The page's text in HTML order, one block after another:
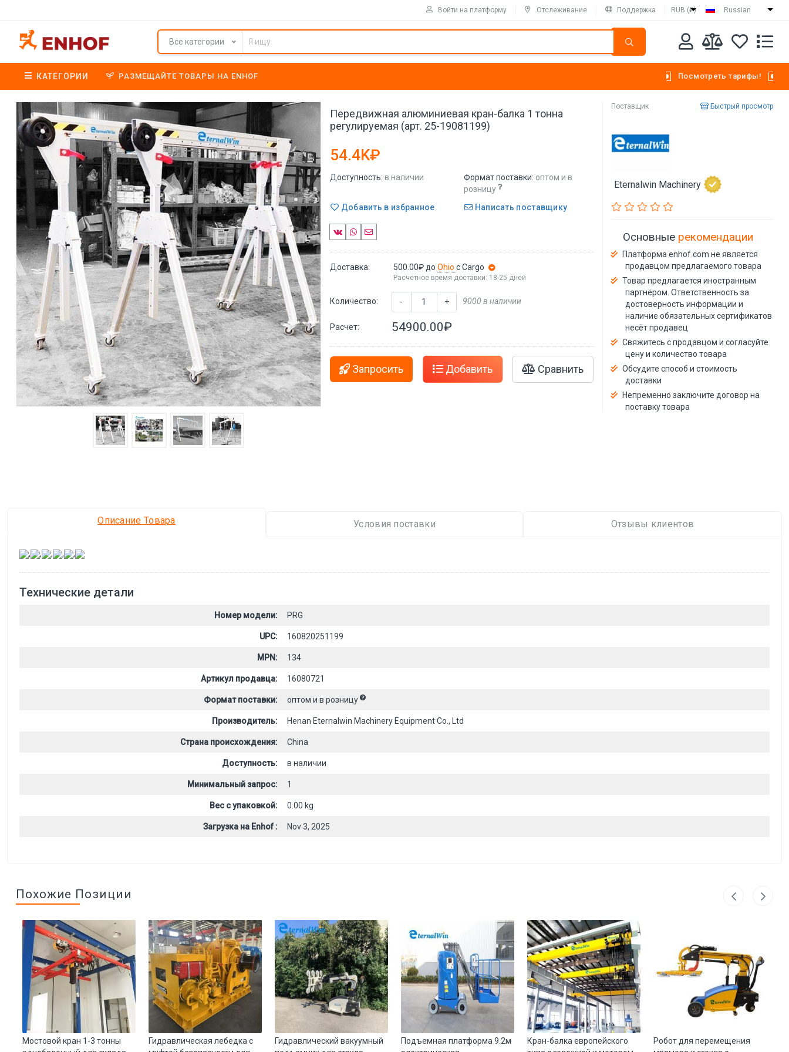
Войти на платформу Отслеживание Поддержка RUB (₽) Russian
Все категории
КАТЕГОРИИ РАЗМЕЩАЙТЕ ТОВАРЫ НА ENHOF Посмотреть тарифы!
Передвижная алюминиевая кран-балка 1 тонна
регулируемая (арт. 25-19081199)
54.4K₽
Доступность: в наличии Формат поставки: оптом и в
розницу
Добавить в избранное
Написать поставщику
Доставка: 500.00₽ доOhioс Cargo
Расчетное время доставки: 18-25 дней
Количество: - + 9000 в наличии
Расчет: 54900.00₽
Запросить Добавить Сравнить
Поставщик Быстрый просмотр
Eternalwin Machinery
Основные рекомендации
Платформа enhof.com не является
продавцом предлагаемого товара
Товар предлагается иностранным
партнёром. Ответственность за
достоверность информации и
наличие обязательных сертификатов
несёт продавец
Свяжитесь с продавцом и согласуйте
цену и количество товара
Обсудите способ и стоимость
доставки
Непременно заключите договор на
поставку товара
Описание Товара Условия поставки Отзывы клиентов
, , , , ,
Технические детали
Номер модели: PRG
UPC: 160820251199
MPN: 134
Артикул продавца: 16080721
Формат поставки: оптом и в розницу
Производитель: Henan Eternalwin Machinery Equipment Co., Ltd
Страна происхождения: China
Доступность: в наличии
Минимальный запрос: 1
Вес с упаковкой: 0.00 kg
Загрузка на Enhof : Nov 3, 2025
Похожие Позиции
Мостовой кран 1-3 тонны
Гидравлическая лебедка с
Гидравлический вакуумный
Подъемная платформа 9.2м
Кран-балка европейского
Робот для перемещения